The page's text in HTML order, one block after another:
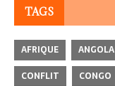
TAGS
AFRIQUE ANGOLA
CONFLIT
CONGO